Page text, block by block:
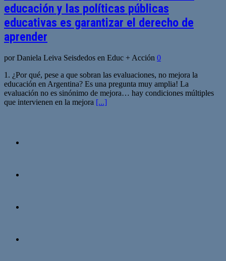
educación y las políticas públicas
educativas es garantizar el derecho de
aprender
por Daniela Leiva Seisdedos en Educ + Acción 0
1. ¿Por qué, pese a que sobran las evaluaciones, no mejora la
educación en Argentina? Es una pregunta muy amplia! La
evaluación no es sinónimo de mejora… hay condiciones múltiples
que intervienen en la mejora [...]